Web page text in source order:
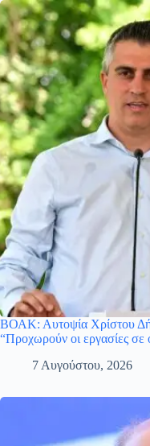
ΒΟΑΚ: Αυτοψία Χρίστου
“Προχωρούν οι εργασίες σε
7 Αυγούστου, 2026